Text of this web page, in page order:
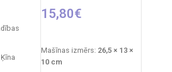
15,80€
Mašīnas izmērs: 26,5 × 13 ×
10 cm